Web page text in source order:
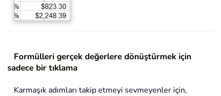
Formülleri gerçek değerlere dönüştürmek için
sadece bir tıklama
Karmaşık adımları takip etmeyi sevmeyenler için,